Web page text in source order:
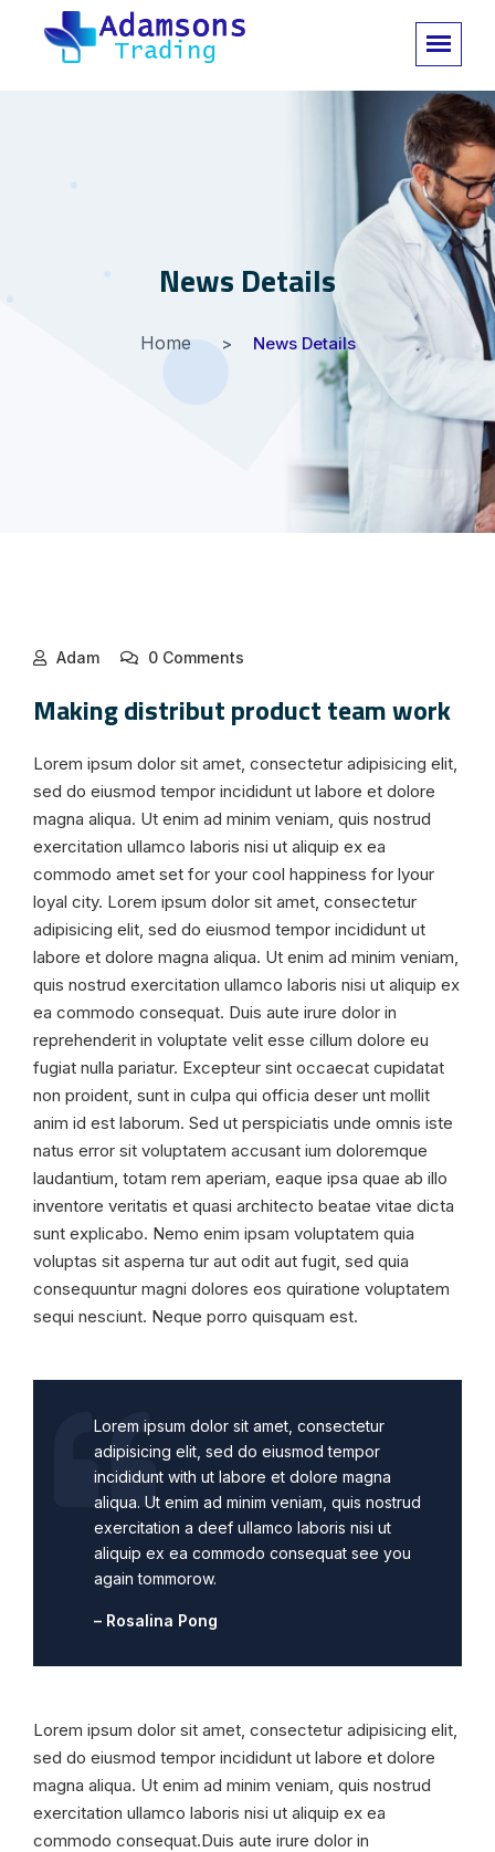
News Details
Home News Details
Adam 0 Comments
Making distribut product team work
Lorem ipsum dolor sit amet, consectetur adipisicing elit,
sed do eiusmod tempor incididunt ut labore et dolore
magna aliqua. Ut enim ad minim veniam, quis nostrud
exercitation ullamco laboris nisi ut aliquip ex ea
commodo amet set for your cool happiness for lyour
loyal city. Lorem ipsum dolor sit amet, consectetur
adipisicing elit, sed do eiusmod tempor incididunt ut
labore et dolore magna aliqua. Ut enim ad minim veniam,
quis nostrud exercitation ullamco laboris nisi ut aliquip ex
ea commodo consequat. Duis aute irure dolor in
reprehenderit in voluptate velit esse cillum dolore eu
fugiat nulla pariatur. Excepteur sint occaecat cupidatat
non proident, sunt in culpa qui officia deser unt mollit
anim id est laborum. Sed ut perspiciatis unde omnis iste
natus error sit voluptatem accusant ium doloremque
laudantium, totam rem aperiam, eaque ipsa quae ab illo
inventore veritatis et quasi architecto beatae vitae dicta
sunt explicabo. Nemo enim ipsam voluptatem quia
voluptas sit asperna tur aut odit aut fugit, sed quia
consequuntur magni dolores eos quiratione voluptatem
sequi nesciunt. Neque porro quisquam est.
Lorem ipsum dolor sit amet, consectetur
adipisicing elit, sed do eiusmod tempor
incididunt with ut labore et dolore magna
aliqua. Ut enim ad minim veniam, quis nostrud
exercitation a deef ullamco laboris nisi ut
aliquip ex ea commodo consequat see you
again tommorow.
– Rosalina Pong
Lorem ipsum dolor sit amet, consectetur adipisicing elit,
sed do eiusmod tempor incididunt ut labore et dolore
magna aliqua. Ut enim ad minim veniam, quis nostrud
exercitation ullamco laboris nisi ut aliquip ex ea
commodo consequat.Duis aute irure dolor in